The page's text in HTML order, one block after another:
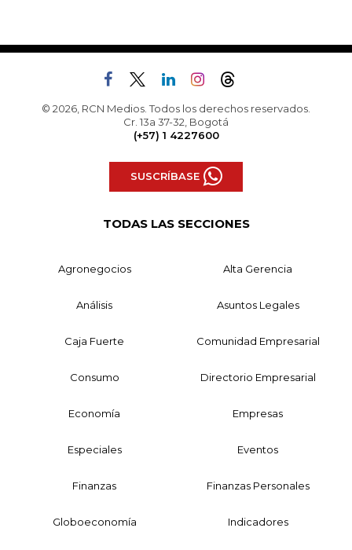
© 2026, RCN Medios. Todos los derechos reservados.
Cr. 13a 37-32, Bogotá
(+57) 1 4227600
SUSCRÍBASE
TODAS LAS SECCIONES
Agronegocios Alta Gerencia
Análisis Asuntos Legales
Caja Fuerte Comunidad Empresarial
Consumo Directorio Empresarial
Economía Empresas
Especiales Eventos
Finanzas Finanzas Personales
Globoeconomía Indicadores